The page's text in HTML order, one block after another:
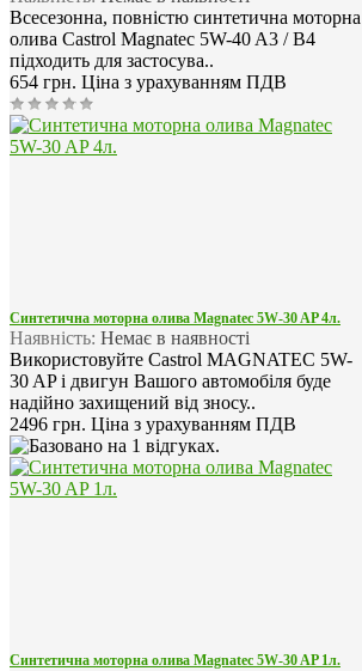
Всесезонна, повністю синтетична моторна
олива Castrol Magnatec 5W-40 A3 / B4
підходить для застосува..
654 грн. Ціна з урахуванням ПДВ
Синтетична моторна олива Magnatec 5W-30 AP 4л.
Наявність: Немає в наявності
Використовуйте Castrol MAGNATEC 5W-
30 AP і двигун Вашого автомобіля буде
надійно захищений від зносу..
2496 грн. Ціна з урахуванням ПДВ
Синтетична моторна олива Magnatec 5W-30 AP 1л.